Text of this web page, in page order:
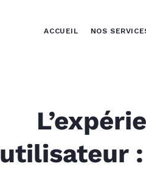
ACCUEIL NOS
utilisateur